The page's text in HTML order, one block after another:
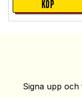
KÖP
Signa upp